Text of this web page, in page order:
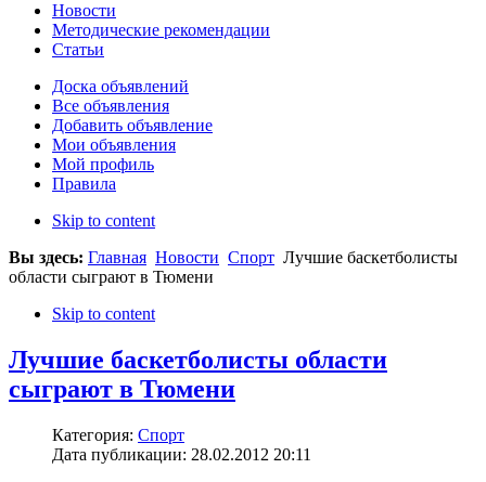
Новости
Методические рекомендации
Статьи
Доска объявлений
Все объявления
Добавить объявление
Мои объявления
Мой профиль
Правила
Skip to content
Вы здесь: Главная Новости Спорт Лучшие баскетболисты
области сыграют в Тюмени
Skip to content
Лучшие баскетболисты области
сыграют в Тюмени
Категория: Спорт
Дата публикации: 28.02.2012 20:11